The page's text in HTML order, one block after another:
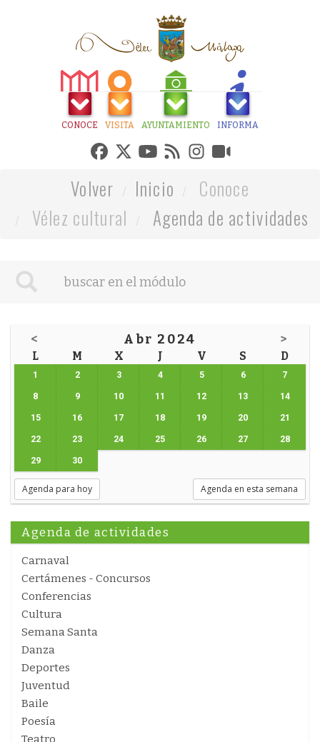
CONOCE VISITA AYUNTAMIENTO INFORMA
Volver Inicio
Conoce
Vélez cultural
Agenda de actividades
< Abr 2024 >
L M X J V S D
1 2 3 4 5 6 7
8 9 10 11 12 13 14
15 16 17 18 19 20 21
22 23 24 25 26 27 28
29 30
Agenda para hoy Agenda en esta semana
Agenda de actividades
Carnaval
Certámenes - Concursos
Conferencias
Cultura
Semana Santa
Danza
Deportes
Juventud
Baile
Poesía
Teatro